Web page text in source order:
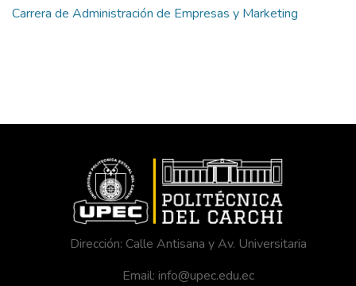
Carrera de Administración de Empresas y Marketing
Dirección: Calle Antisana y Av. Universitaria
Email: info@upec.edu.ec